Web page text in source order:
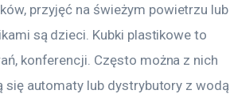
przyjęć na świeżym powietrzu lub
są dzieci. Kubki plastikowe to
konferencji. Często można z nich
automaty lub dystrybutory z wodą